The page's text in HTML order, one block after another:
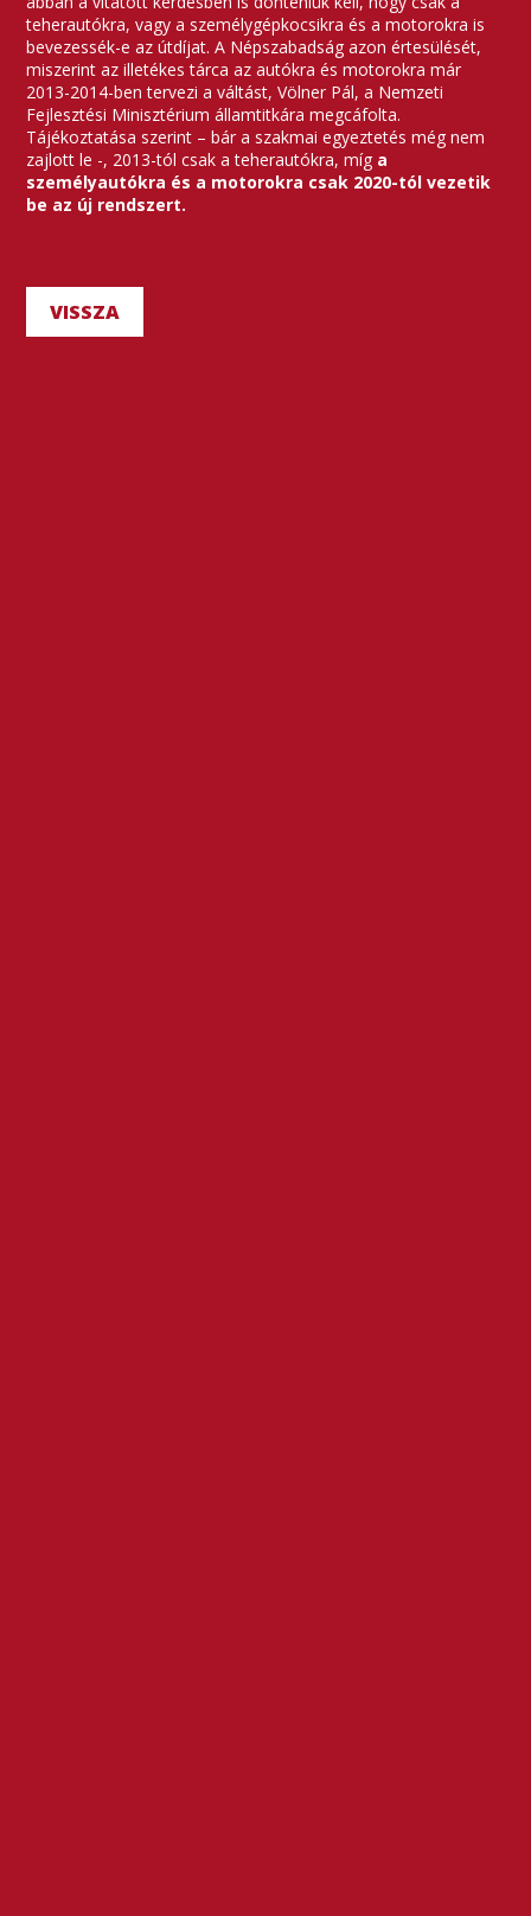
teherautókra, vagy a személygépkocsikra és a motorokra is
bevezessék-e az útdíjat. A Népszabadság azon értesülését,
miszerint az illetékes tárca az autókra és motorokra már
2013-2014-ben tervezi a váltást, Völner Pál, a Nemzeti
Fejlesztési Minisztérium államtitkára megcáfolta.
Tájékoztatása szerint – bár a szakmai egyeztetés még nem
zajlott le -, 2013-tól csak a teherautókra, míg a
személyautókra és a motorokra csak 2020-tól vezetik
be az új rendszert.
VISSZA